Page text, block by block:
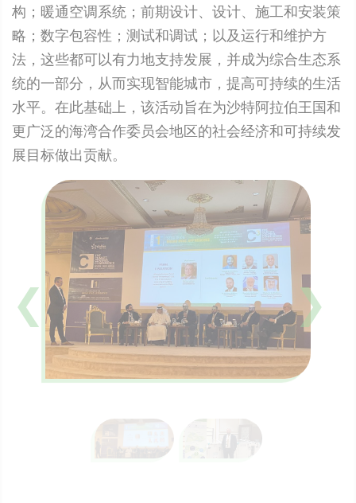
构；暖通空调系统；前期设计、设计、施工和安装策
略；数字包容性；测试和调试；以及运行和维护方
法，这些都可以有力地支持发展，并成为综合生态系
统的一部分，从而实现智能城市，提高可持续的生活
水平。在此基础上，该活动旨在为沙特阿拉伯王国和
更广泛的海湾合作委员会地区的社会经济和可持续发
展目标做出贡献。
❮ ❯